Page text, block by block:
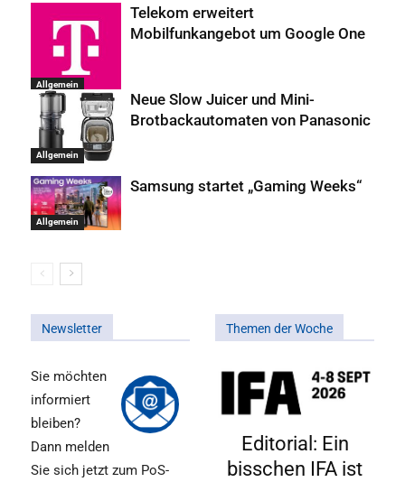
Allgemein
Telekom erweitert
Mobilfunkangebot um Google One
Allgemein
Neue Slow Juicer und Mini-
Brotbackautomaten von Panasonic
Allgemein
Samsung startet „Gaming Weeks“
Newsletter
Sie möchten
informiert
bleiben?
Dann melden
Sie sich jetzt zum PoS-
Themen der Woche
Editorial: Ein
bisschen IFA ist